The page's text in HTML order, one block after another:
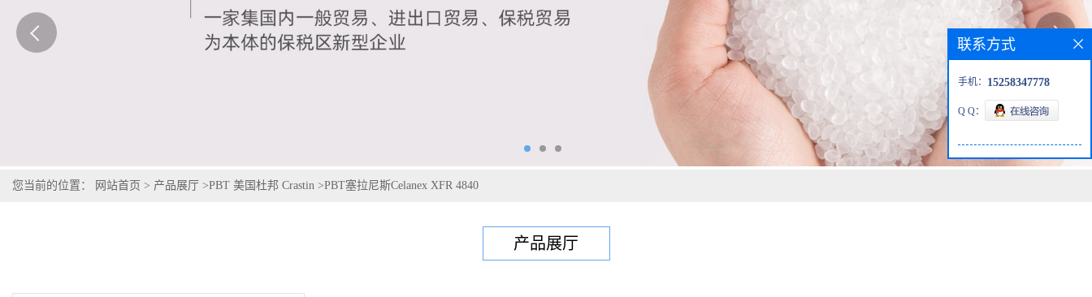
您当前的位置： 网站首页 > 产品展厅 >PBT 美国杜邦 Crastin >PBT塞拉尼斯Celanex XFR 4840
产品展厅
联系方式
手机： 15258347778
Q Q：